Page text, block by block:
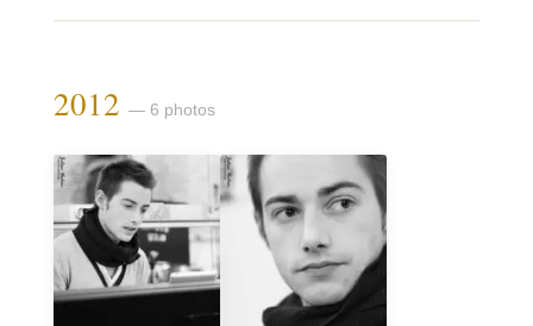
2012 — 6 photos